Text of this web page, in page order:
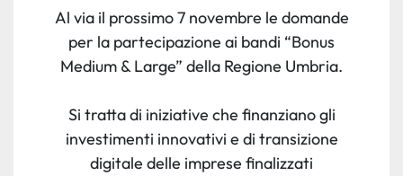
Al via il prossimo 7 novembre le domande
per la partecipazione ai bandi “Bonus
Medium & Large” della Regione Umbria.
Si tratta di iniziative che finanziano gli
investimenti innovativi e di transizione
digitale delle imprese finalizzati